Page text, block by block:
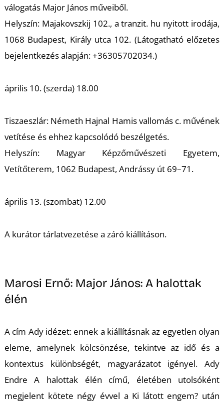
válogatás Major János műveiből.
Helyszín: Majakovszkij 102., atranzit. hu nyitott irodája,
1068 Budapest, Király utca 102. (Látogatható előzetes
bejelentkezés alapján: +36305702034.)
április 10. (szerda) 18.00
Tiszaeszlár: Németh Hajnal Hamis vallomásc. művének
vetítése és ehhez kapcsolódó beszélgetés.
Helyszín: Magyar Képzőművészeti Egyetem,
Vetítőterem, 1062 Budapest, Andrássy út 69–71.
április 13. (szombat) 12.00
A kurátor tárlatvezetése a záró kiállításon.
Marosi Ernő: Major János: A halottak
élén
A cím Ady idézet: ennek a kiállításnak az egyetlen olyan
eleme, amelynek kölcsönzése, tekintve az idő és a
kontextus különbségét, magyarázatot igényel. Ady
EndreA halottak élén című, életében utolsóként
megjelent kötete négy évvel a Ki látott engem? után